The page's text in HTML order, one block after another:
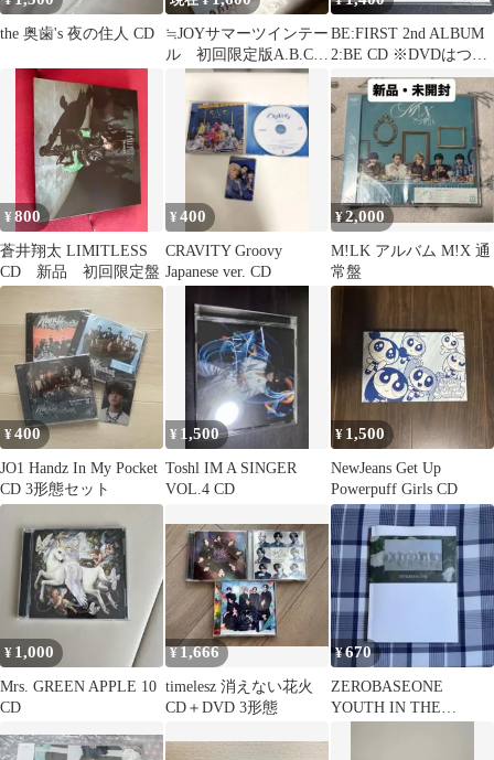
the 奥歯's 夜の住人 CD
≒JOYサマーツインテー
ル 初回限定版A.B.C、
通常盤
BE:FIRST 2nd ALBUM
2:BE CD ※DVDはつい
てません。
¥800
蒼井翔太 LIMITLESS
CD 新品 初回限定盤
¥400
CRAVITY Groovy
Japanese ver. CD
¥2,000
M!LK アルバム M!X 通
常盤
¥400
JO1 Handz In My Pocket
CD 3形態セット
¥ 1,500
Toshl IM A SINGER
VOL.4 CD
¥ 1,500
NewJeans Get Up
Powerpuff Girls CD
¥ 1,000
Mrs. GREEN APPLE 10
CD
¥1,666
timelesz 消えない花火
CD＋DVD 3形態
¥670
ZEROBASEONE
YOUTH IN THE